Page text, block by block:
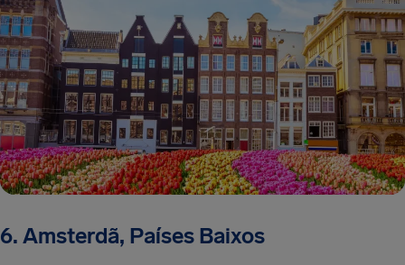
6. Amsterdã, Países Baixos